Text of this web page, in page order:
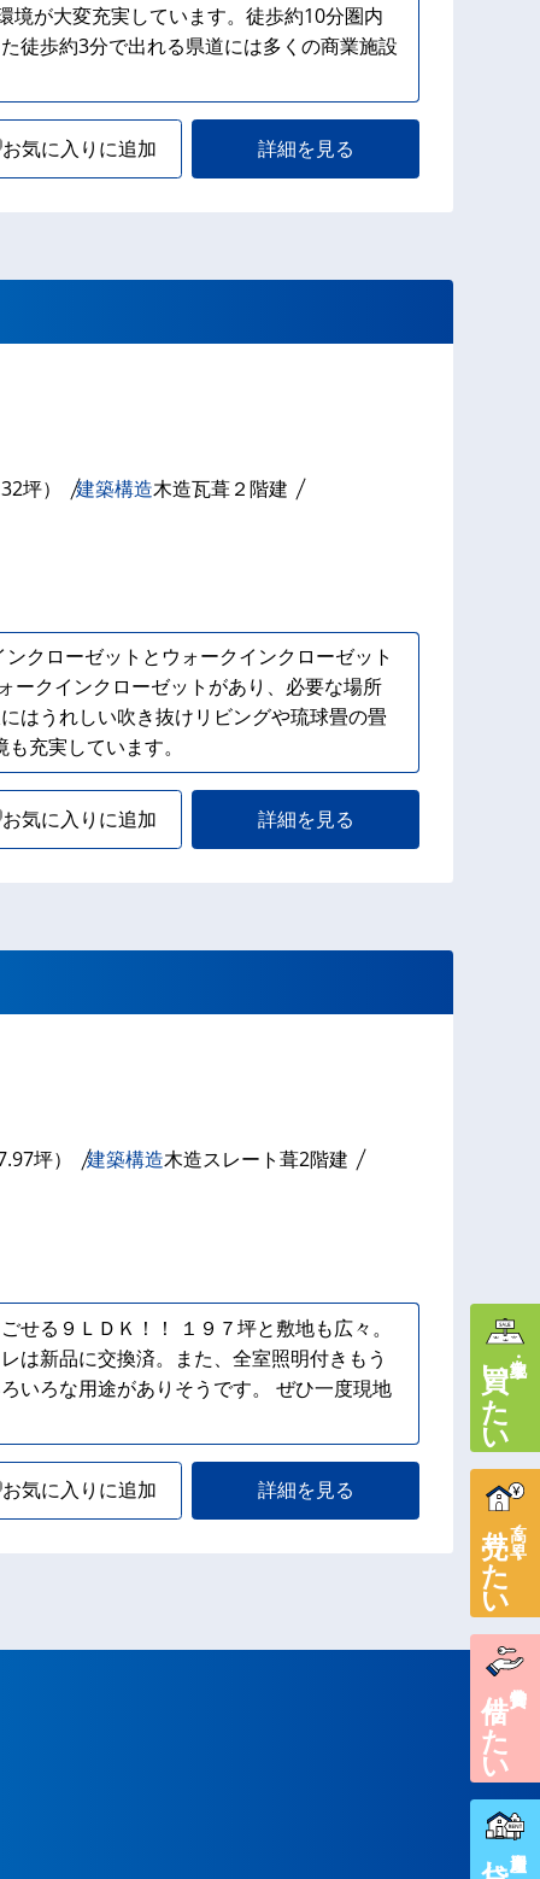
境が大変充実しています。徒歩約10分圏内
徒歩約3分で出れる県道には多くの商業施設
お気に入りに追加 詳細を見る
坪） 建築構造木造瓦葺２階建
クローゼットとウォークインクローゼット
ークインクローゼットがあり、必要な場所
はうれしい吹き抜けリビングや琉球畳の畳
充実しています。
お気に入りに追加 詳細を見る
坪） 建築構造木造スレート葺2階建
る９ＬＤＫ！！ １９７坪と敷地も広々。
は新品に交換済。また、全室照明付きもう
いろな用途がありそうです。 ぜひ一度現地
お気に入りに追加 詳細を見る
土地・家を
買いたい
高く・早く
売りたい
賃貸物件を
借りたい